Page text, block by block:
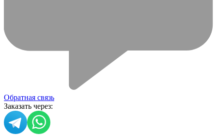
Обратная связь
Заказать через: